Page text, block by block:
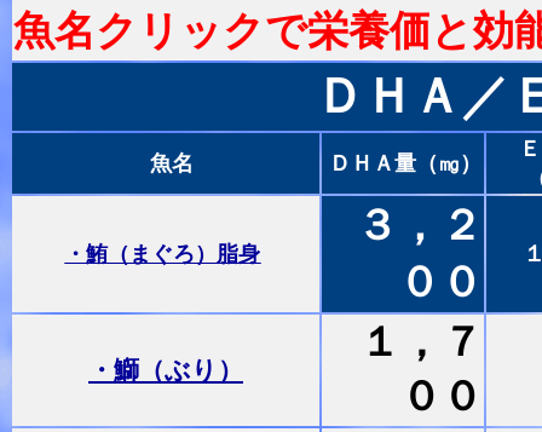
魚名クリックで栄養価と効
ＤＨＡ／
魚名 ＤＨＡ量（㎎）
・鮪（まぐろ）脂身
３，２
００
・鰤（ぶり）
１，７
００